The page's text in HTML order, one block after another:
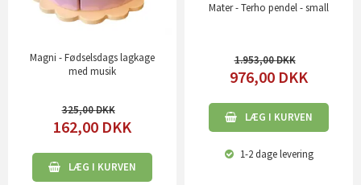
Magni - Fødselsdags lagkage
med musik
325,00
162,00 DKK
LÆG I KURVEN
Mater - Terho pendel - small
1.953,00
976,00 DKK
LÆG I KURVEN
1-2 dagelevering